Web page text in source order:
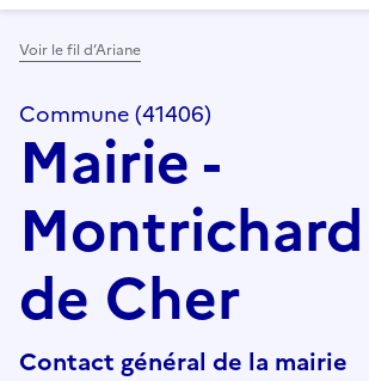
Voir le fil d’Ariane
Commune (41406)
Mairie -
de Cher
Contact général de la mairie